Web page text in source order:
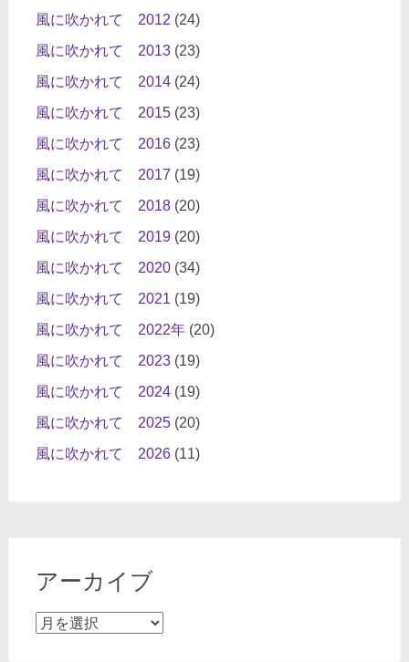
風に吹かれて 2012 (24)
風に吹かれて 2013(23)
風に吹かれて 2014(24)
風に吹かれて 2015(23)
風に吹かれて 2016(23)
風に吹かれて 2017 (19)
風に吹かれて 2018(20)
風に吹かれて 2019(20)
風に吹かれて 2020(34)
風に吹かれて 2021 (19)
風に吹かれて 2022年(20)
風に吹かれて 2023(19)
風に吹かれて 2024(19)
風に吹かれて 2025(20)
風に吹かれて 2026(11)
アーカイブ
ア